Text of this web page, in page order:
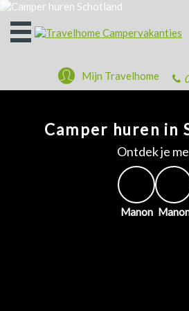
Open
het
Mijn Travelhome
Camper huren in
Ontdek je
Manon